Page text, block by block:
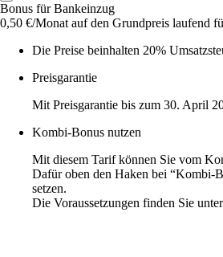
Bonus für Bankeinzug
0,50 €/Monat auf den Grundpreis laufend
Die Preise beinhalten 20%
Preisgarantie
Mit Preisgarantie bis zum 30. April
Kombi-Bonus nutzen
Mit diesem Tarif können Sie vom
Dafür oben den Haken bei “Kombi-
setzen.
Die Voraussetzungen finden Sie unter